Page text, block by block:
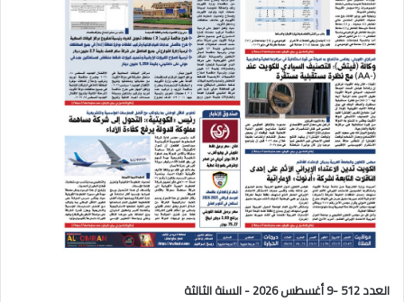
العدد 512 -9 أغسطس 2026 - السنة الثالثة